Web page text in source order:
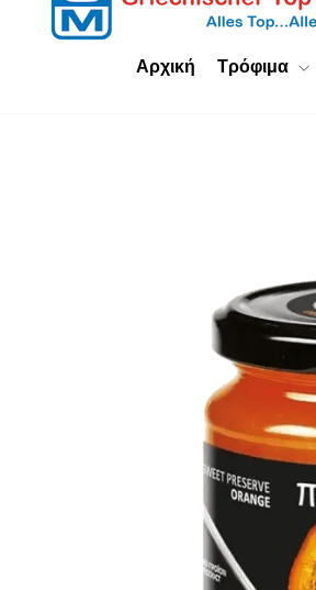
Αρχική Τρόφιμα